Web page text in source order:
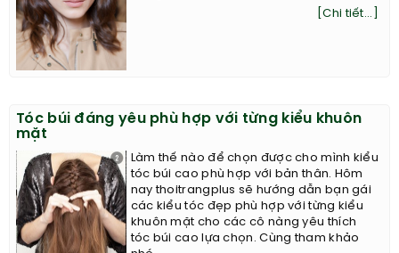
[Chi tiết...]
Tóc búi đáng yêu phù hợp với từng kiểu khuôn
mặt
Làm thế nào để chọn được cho mình kiểu
tóc búi cao phù hợp với bản thân. Hôm
nay thoitrangplus sẽ hướng dẫn bạn gái
các kiểu tóc đẹp phù hợp với từng kiểu
khuôn mặt cho các cô nàng yêu thích
tóc búi cao lựa chọn. Cùng tham khảo